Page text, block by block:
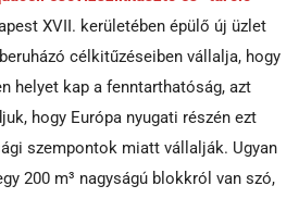
XVII. kerületében épülő új üzlet
célkitűzéseiben vállalja, hogy
helyet kap a fenntarthatóság, azt
hogy Európa nyugati részén ezt
szempontok miatt vállalják. Ugyan
200 m³ nagyságú blokkról van szó,